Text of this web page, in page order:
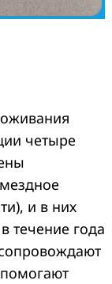
четыре
и в них
течение года